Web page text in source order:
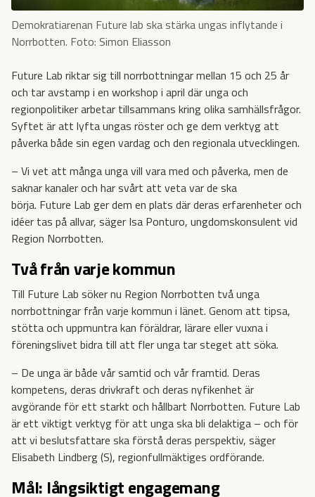
Demokratiarenan Future lab ska stärka ungas inflytande i
Norrbotten. Foto: Simon Eliasson
Future Lab riktar sig till norrbottningar mellan 15 och 25 år
och tar avstamp i en workshop i april där unga och
regionpolitiker arbetar tillsammans kring olika samhällsfrågor.
Syftet är att lyfta ungas röster och ge dem verktyg att
påverka både sin egen vardag och den regionala utvecklingen.
– Vi vet att många unga vill vara med och påverka, men de
saknar kanaler och har svårt att veta var de ska
börja. Future Lab ger dem en plats där deras erfarenheter och
idéer tas på allvar, säger Isa Ponturo, ungdomskonsulent vid
Region Norrbotten.
Två från varje kommun
Till Future Lab söker nu Region Norrbotten två unga
norrbottningar från varje kommun i länet. Genom att tipsa,
stötta och uppmuntra kan föräldrar, lärare eller vuxna i
föreningslivet bidra till att fler unga tar steget att söka.
– De unga är både vår samtid och vår framtid. Deras
kompetens, deras drivkraft och deras nyfikenhet är
avgörande för ett starkt och hållbart Norrbotten. Future Lab
är ett viktigt verktyg för att unga ska bli delaktiga – och för
att vi beslutsfattare ska förstå deras perspektiv, säger
Elisabeth Lindberg (S), regionfullmäktiges ordförande.
Mål: långsiktigt engagemang